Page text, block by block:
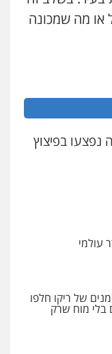
מרב"ד
אסירים
פלאח
או מה שמכונה
נפצעו בפיצוץ
עולמי
של ריקו חלפו
בלי מוח שרק
תעבורה